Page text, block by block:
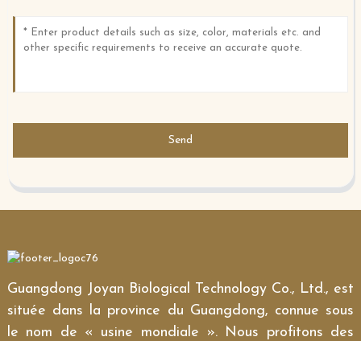
Send
Guangdong Joyan Biological Technology Co., Ltd., est
située dans la province du Guangdong, connue sous
le nom de « usine mondiale ». Nous profitons des